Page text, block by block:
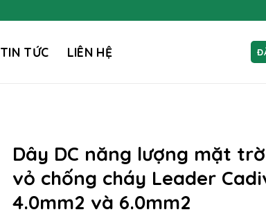
TIN TỨC LIÊN HỆ
Dây DC năng lượng mặt
vỏ chống cháy Leader
4.0mm2 và 6.0mm2